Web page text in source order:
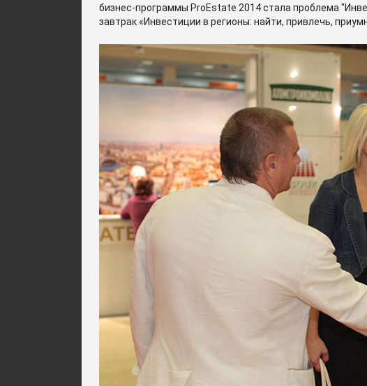
бизнес-программы ProEstate 2014 стала проблема
завтрак «Инвестиции в регионы: найти, привлечь,